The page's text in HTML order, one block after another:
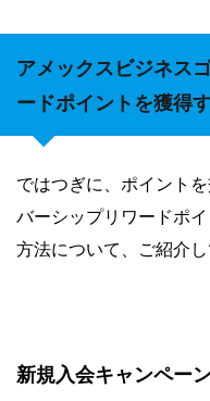
アメックスビジネス
ードポイントを獲得
ではつぎに、ポイント
バーシップリワードポ
方法について、ご紹介
新規入会キャンペー